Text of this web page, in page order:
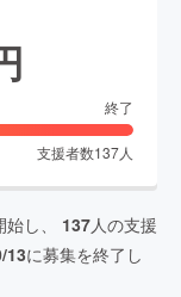
終了
支援者数137人
し、 137人の支援
13に募集を終了し